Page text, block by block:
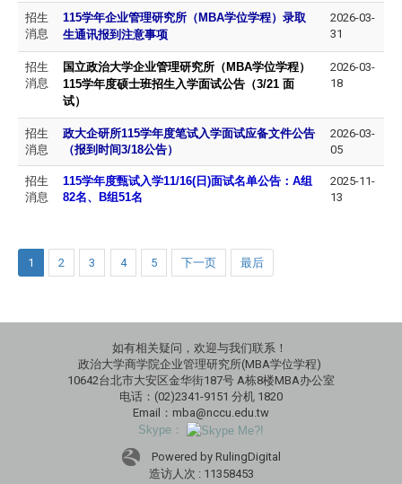
招生
消息
115学年企业管理研究所（MBA学位学程）录取
生通讯报到注意事项
2026-03-
31
招生
消息
国立政治大学企业管理研究所（MBA学位学程）
115学年度硕士班招生入学面试公告 （3/21 面
试）
2026-03-
18
招生
消息
政大企研所115学年度笔试入学面试应备文件公告
（报到时间3/18公告）
2026-03-
05
招生
消息
115学年度甄试入学11/16(日)面试名单公告：A组
82名、B组51名
2025-11-
13
1 2 3 4 5 下一页 最后
如有相关疑问，欢迎与我们联系！
政治大学商学院企业管理研究所(MBA学位学程)
10642台北市大安区金华街187号 A栋8楼MBA办公室
电话：(02)2341-9151 分机 1820
Email：mba@nccu.edu.tw
Skype：
Powered by RulingDigital
造访人次 : 11358453